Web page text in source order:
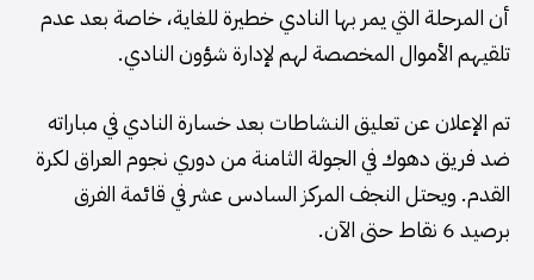
أن المرحلة التي يمر بها النادي خطيرة للغاية، خاصة بعد عدم
تلقيهم الأموال المخصصة لهم لإدارة شؤون النادي.
تم الإعلان عن تعليق النشاطات بعد خسارة النادي في مباراته
ضد فريق دهوك في الجولة الثامنة من دوري نجوم العراق لكرة
القدم. ويحتل النجف المركز السادس عشر في قائمة الفرق
برصيد 6 نقاط حتى الآن.